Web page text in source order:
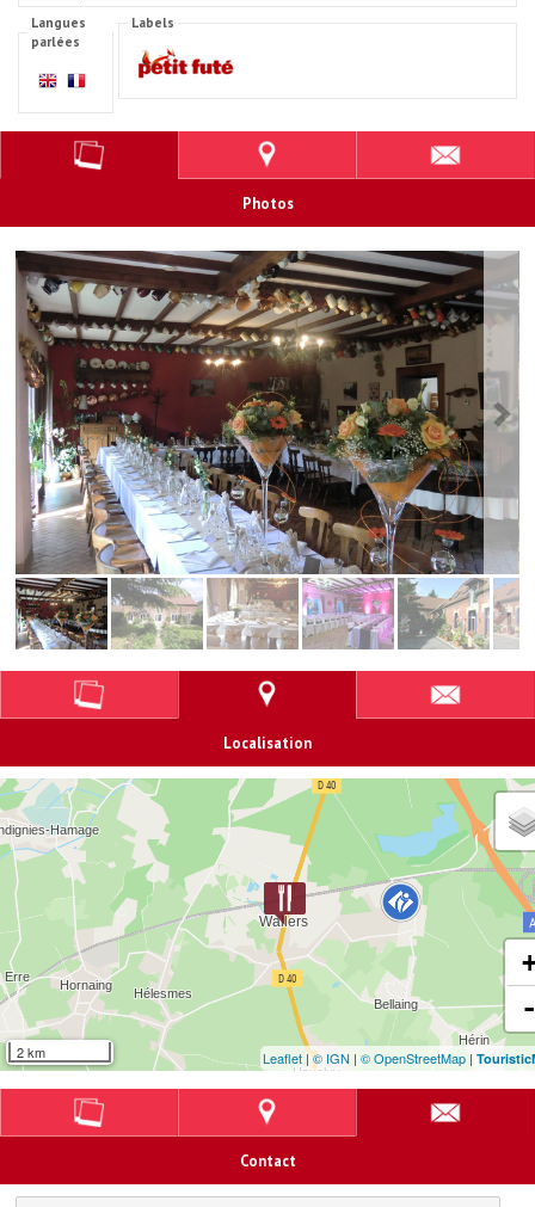
Langues
parlées
Labels
Photos
Localisation
2 km Leaflet|© IGN | © OpenStreetMap|
Contact